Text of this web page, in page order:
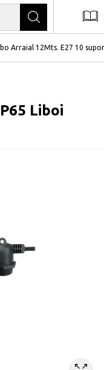
Arraial 12Mts. E27 10
Liboi